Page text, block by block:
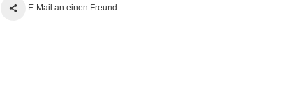
E-Mail an einen Freund